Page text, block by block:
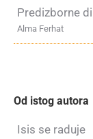
Predizborne
Alma Ferhat
Od istog autora
Isis se raduje